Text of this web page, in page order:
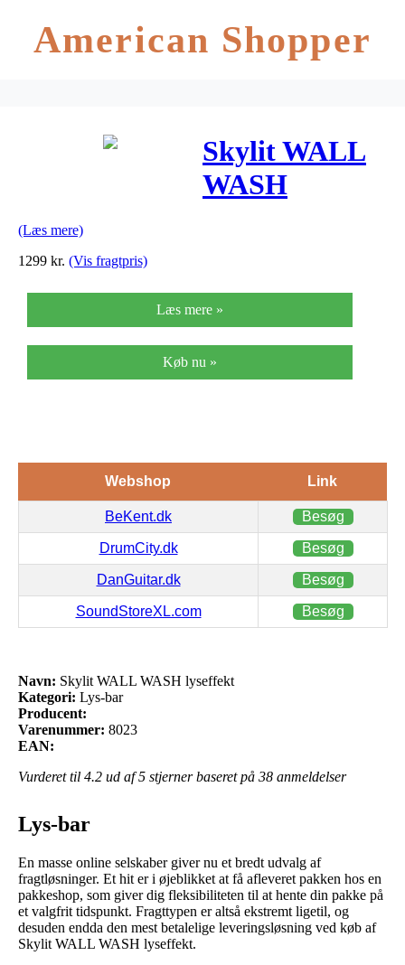
American Shopper
Skylit WALL
WASH
(Læs mere)
1299 kr. (Vis fragtpris)
Læs mere »
Køb nu »
Webshop Link
BeKent.dk Besøg
DrumCity.dk Besøg
DanGuitar.dk Besøg
SoundStoreXL.com Besøg
Navn: Skylit WALL WASH lyseffekt
Kategori: Lys-bar
Producent:
Varenummer: 8023
EAN:
Vurderet til 4.2 ud af 5 stjerner baseret på 38 anmeldelser
Lys-bar
En masse online selskaber giver nu et bredt udvalg af
fragtløsninger. Et hit er i øjeblikket at få afleveret pakken hos en
pakkeshop, som giver dig fleksibiliteten til at hente din pakke på
et valgfrit tidspunkt. Fragttypen er altså ekstremt ligetil, og
desuden endda den mest betalelige leveringsløsning ved køb af
Skylit WALL WASH lyseffekt.